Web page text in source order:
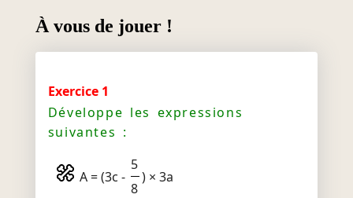
À vous de jouer !
Exercice 1
Développe les expressions
suivantes :
A = (3c -
5
8
) × 3a